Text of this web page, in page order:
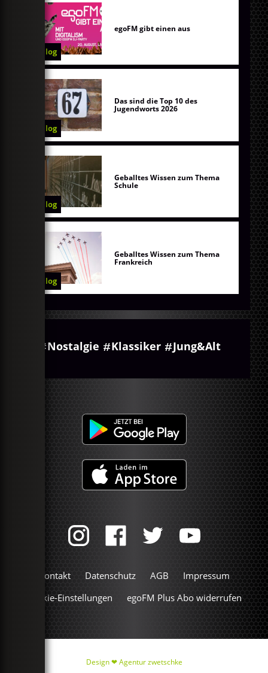
Blog
egoFM gibt einen aus
Blog
Das sind die Top 10 des
Jugendworts 2026
Blog
Geballtes Wissen zum Thema
Schule
Blog
Geballtes Wissen zum Thema
Frankreich
Nostalgie Klassiker Jung&Alt
Kontakt Datenschutz AGB
Impressum
Cookie-Einstellungen
egoFM Plus Abo widerrufen
Design ❤Agentur zwetschke